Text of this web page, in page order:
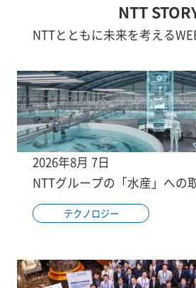
NTT
NTTとともに未来を考える
2026年8月 7日
NTTグループの「水産」への
テクノロジー